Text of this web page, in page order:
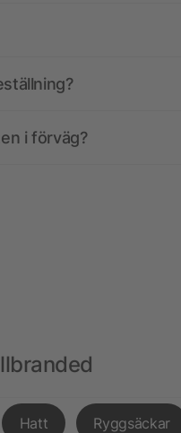
i förväg?
Hatt Ryggsäckar